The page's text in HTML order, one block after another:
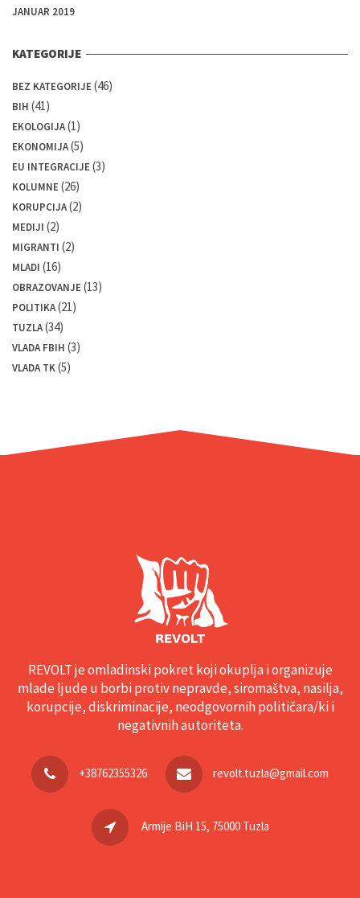
JANUAR 2019
KATEGORIJE
BEZ KATEGORIJE(46)
BIH (41)
EKOLOGIJA(1)
EKONOMIJA(5)
EU INTEGRACIJE(3)
KOLUMNE(26)
KORUPCIJA(2)
MEDIJI (2)
MIGRANTI (2)
MLADI (16)
OBRAZOVANJE(13)
POLITIKA(21)
TUZLA(34)
VLADA FBIH (3)
VLADA TK(5)
REVOLT je omladinski pokret koji okuplja i organizuje
mlade ljude u borbi protiv nepravde, siromaštva, nasilja,
korupcije, diskriminacije, neodgovornih političara/ki i
negativnih autoriteta.
+38762355326 revolt.tuzla@gmail.com
Armije BiH 15, 75000 Tuzla